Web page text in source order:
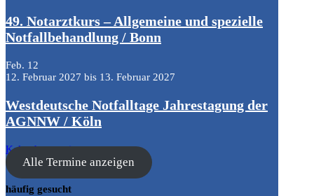
49. Notarztkurs – Allgemeine und spezielle
Notfallbehandlung / Bonn
Feb. 12
12. Februar 2027 bis 13. Februar 2027
Westdeutsche Notfalltage Jahrestagung der
AGNNW / Köln
Kalender anzeigen
Alle Termine anzeigen
häufig gesucht